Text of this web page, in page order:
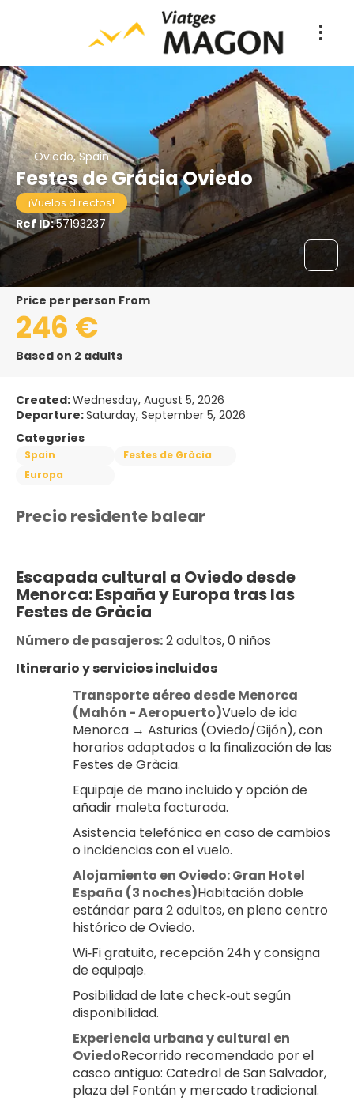
Oviedo, Spain
Festes de Grácia Oviedo
¡Vuelos directos!
Ref ID:57193237
price per person From
246 €
Based on 2 adults
Created:Wednesday, August 5, 2026
Departure:Saturday, September 5, 2026
Categories
Spain
Festes de Gràcia
Europa
Precio residente balear
Escapada cultural a Oviedo desde
Menorca: España y Europa tras las
Festes de Gràcia
Número de pasajeros: 2 adultos, 0 niños
Itinerario y servicios incluidos
Transporte aéreo desde Menorca
(Mahón - Aeropuerto)Vuelo de ida
Menorca → Asturias (Oviedo/Gijón), con
horarios adaptados a la finalización de las
Festes de Gràcia.
Equipaje de mano incluido y opción de
añadir maleta facturada.
Asistencia telefónica en caso de cambios
o incidencias con el vuelo.
Alojamiento en Oviedo: Gran Hotel
España (3 noches)Habitación doble
estándar para 2 adultos, en pleno centro
histórico de Oviedo.
Wi‑Fi gratuito, recepción 24h y consigna
de equipaje.
Posibilidad de late check‑out según
disponibilidad.
Experiencia urbana y cultural en
OviedoRecorrido recomendado por el
casco antiguo: Catedral de San Salvador,
plaza del Fontán y mercado tradicional.